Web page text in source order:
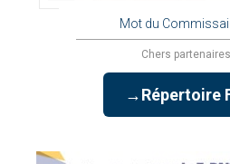
Mot du
Chers partenaires,
→Répertoire